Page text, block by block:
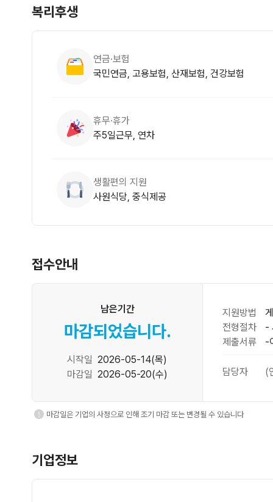
복리후생
연금·보험
국민연금, 고용보험, 산재보험, 건강보험
휴무·휴가
주5일근무, 연차
생활편의 지원
사원식당, 중식제공
접수안내
남은기간
마감되었습니다.
시작일 2026-05-14(목)
마감일 2026-05-20(수)
지원방법
전형절차
-
제출서류
-
담당자 (
마감일은 기업의 사정으로 인해 조기 마감 또는 변경될 수 있습니다
기업정보